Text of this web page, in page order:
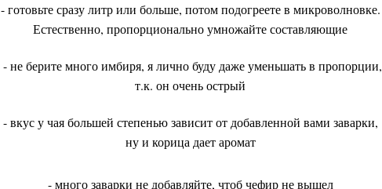
- готовьте сразу литр или больше, потом подогреете в микроволновке.
Естественно, пропорционально умножайте составляющие
- не берите много имбиря, я лично буду даже уменьшать в пропорции,
т.к. он очень острый
- вкус у чая большей степенью зависит от добавленной вами заварки,
ну и корица дает аромат
- много заварки не добавляйте, чтоб чефир не вышел